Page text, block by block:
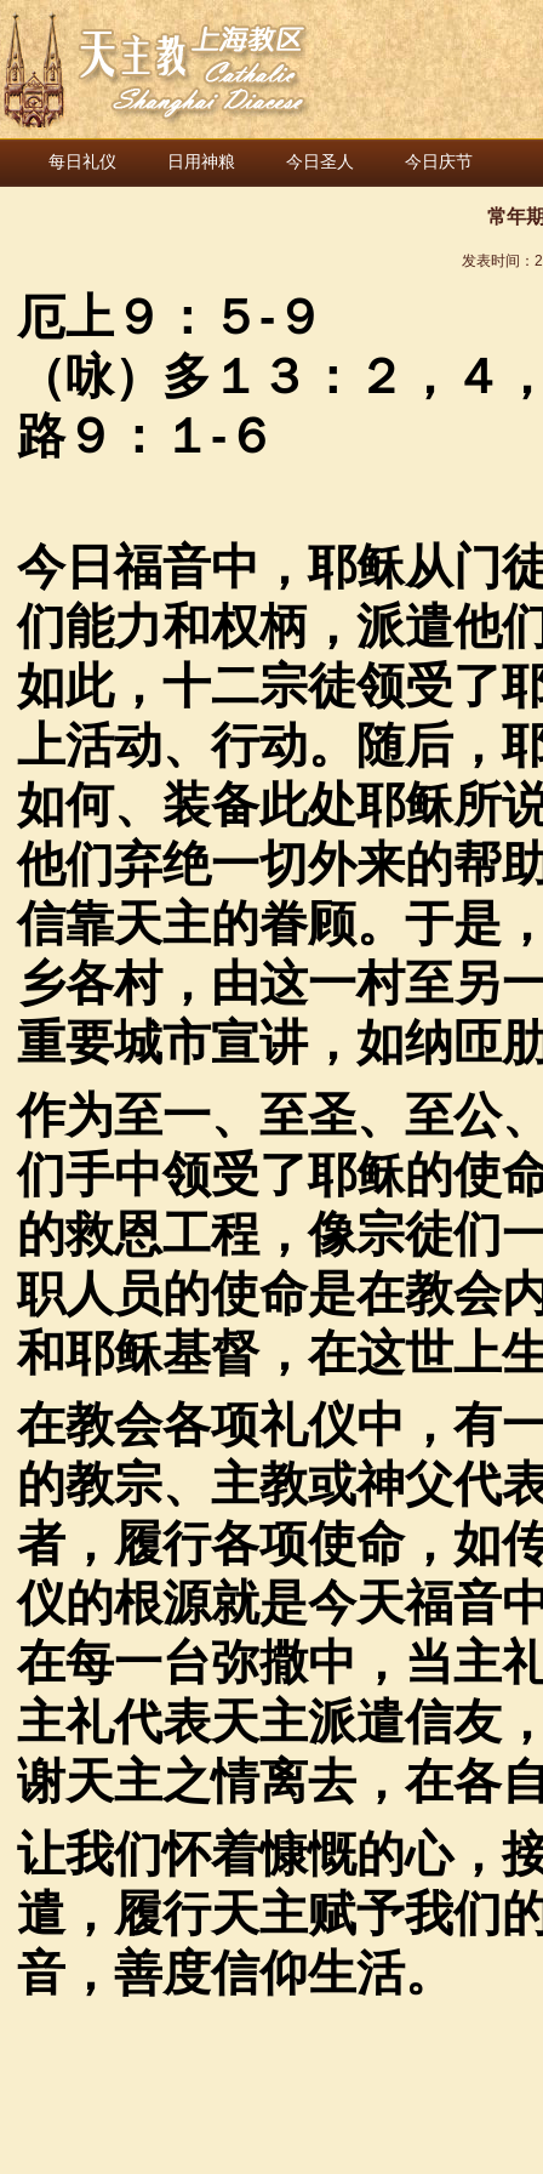
每日礼仪 日用神粮 今日圣人 今日庆节
常年
发表时间：
厄上９：５- ９
（咏）多１３：２，４
路９：１- ６
今日福音中，耶稣从门
们能力和权柄，派遣他
如此，十二宗徒领受了
上活动、行动。随后，
如何、装备此处耶稣所
他们弃绝一切外来的帮
信靠天主的眷顾。于是
乡各村，由这一村至另
重要城市宣讲，如纳匝
作为至一、至圣、至公
们手中领受了耶稣的使
的救恩工程，像宗徒们
职人员的使命是在教会
和耶稣基督，在这世上
在教会各项礼仪中，有
的教宗、主教或神父代
者，履行各项使命，如
仪的根源就是今天福音
在每一台弥撒中，当主
主礼代表天主派遣信友
谢天主之情离去，在各
让我们怀着慷慨的心，
遣，履行天主赋予我们
音，善度信仰生活。